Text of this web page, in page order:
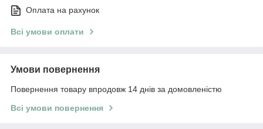
Оплата на рахунок
Всі умови оплати
Умови повернення
Повернення товару впродовж 14 днів за домовленістю
Всі умови повернення